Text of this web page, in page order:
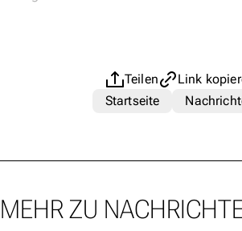
Teilen
Link
Startseite
MEHR ZU